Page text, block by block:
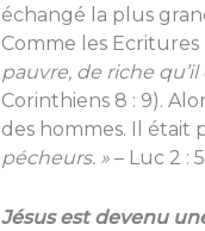
échangé la plus
Comme les
pauvre, de riche
Corinthiens 8 : 9).
des hommes. Il était
pécheurs. »– Luc 2 :
Jésus est devenu